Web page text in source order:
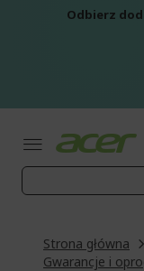
Odbierz
Strona główna
Gwarancje i